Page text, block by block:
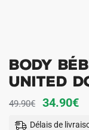
Body
United
49.90€
Le
prix
34.90€Le
prix
Délais de